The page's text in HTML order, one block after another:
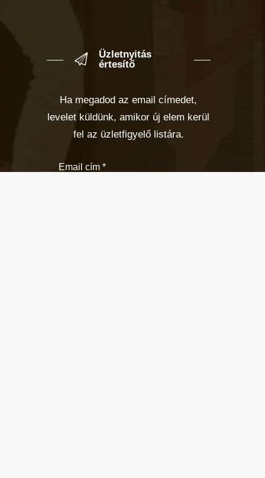
Üzletnyitás
értesítő
Ha megadod az email címedet,
levelet küldünk, amikor új elem kerül
fel az üzletfigyelő listára.
Email cím *